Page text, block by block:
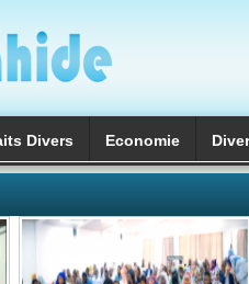
Divers Economie